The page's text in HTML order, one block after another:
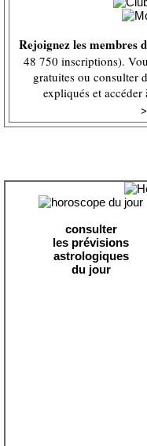
Rejoignez les membres
48 750 inscriptions).
gratuites ou consulter
expliqués et
consulter
les prévisions
astrologiques
du jour